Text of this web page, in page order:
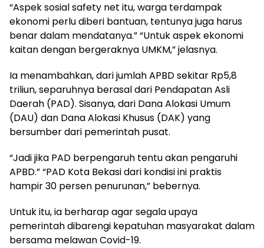
“Aspek sosial safety net itu, warga terdampak
ekonomi perlu diberi bantuan, tentunya juga harus
benar dalam mendatanya.” “Untuk aspek ekonomi
kaitan dengan bergeraknya UMKM,” jelasnya.
Ia menambahkan, dari jumlah APBD sekitar Rp5,8
triliun, separuhnya berasal dari Pendapatan Asli
Daerah (PAD). Sisanya, dari Dana Alokasi Umum
(DAU) dan Dana Alokasi Khusus (DAK) yang
bersumber dari pemerintah pusat.
“Jadi jika PAD berpengaruh tentu akan pengaruhi
APBD.” “PAD Kota Bekasi dari kondisi ini praktis
hampir 30 persen penurunan,” bebernya.
Untuk itu, ia berharap agar segala upaya
pemerintah dibarengi kepatuhan masyarakat dalam
bersama melawan Covid-19.